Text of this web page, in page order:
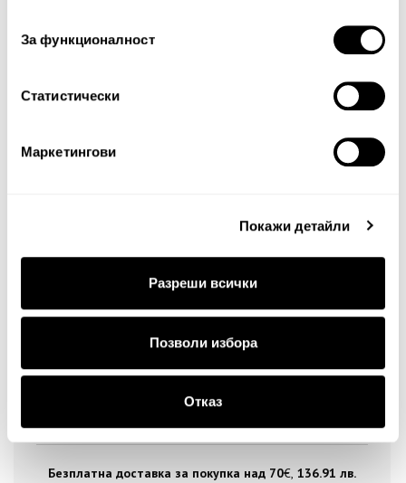
За функционалност
Статистически
Маркетингови
Покажи детайли
Разреши всички
Позволи избора
Отказ
ДОСТАВКА
цялата страна.
Безплатна доставка за покупка над 70€ , 136.91 лв.